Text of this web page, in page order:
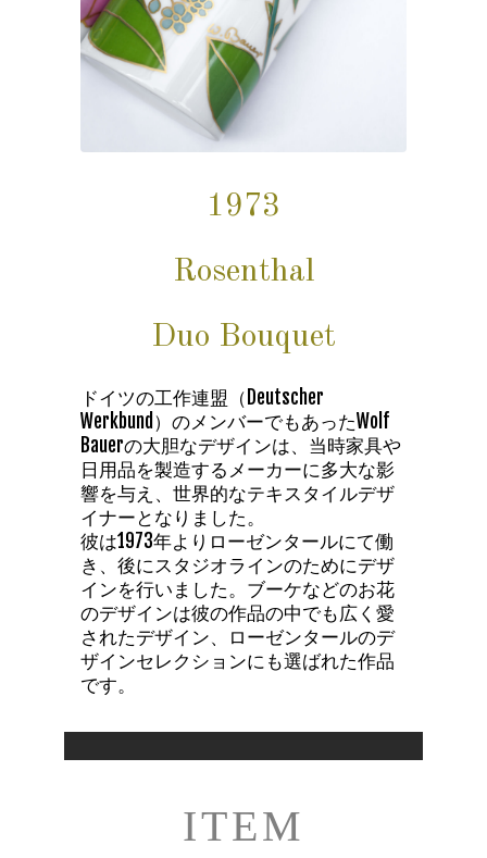
1973
Rosenthal
Duo Bouquet
ドイツの工作連盟（Deutscher
Werkbund）のメンバーでもあったWolf
Bauerの大胆なデザインは、当時家具や
日用品を製造するメーカーに多大な影
響を与え、世界的なテキスタイルデザ
イナーとなりました。
彼は1973年よりローゼンタールにて働
き、後にスタジオラインのためにデザ
インを行いました。ブーケなどのお花
のデザインは彼の作品の中でも広く愛
されたデザイン、ローゼンタールのデ
ザインセレクションにも選ばれた作品
です。